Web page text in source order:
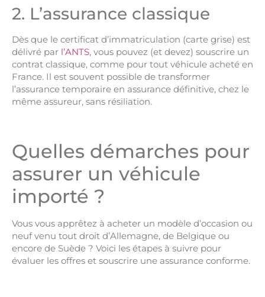
2. L’assurance classique
Dès que le certificat d’immatriculation (carte grise) est
délivré par l’ANTS, vous pouvez (et devez) souscrire un
contrat classique, comme pour tout véhicule acheté en
France. Il est souvent possible de transformer
l’assurance temporaire en assurance définitive, chez le
même assureur, sans résiliation.
Quelles démarches pour
assurer un véhicule
importé ?
Vous vous apprêtez à acheter un modèle d’occasion ou
neuf venu tout droit d’Allemagne, de Belgique ou
encore de Suède ? Voici les étapes à suivre pour
évaluer les offres et souscrire une assurance conforme.